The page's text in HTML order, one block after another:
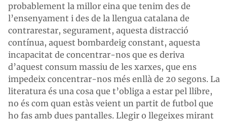
probablement la millor eina que tenim des de
l’ensenyament i des de la llengua catalana de
contrarestar, segurament, aquesta distracció
contínua, aquest bombardeig constant, aquesta
incapacitat de concentrar-nos que es deriva
d’aquest consum massiu de les xarxes, que ens
impedeix concentrar-nos més enllà de 20 segons. La
literatura és una cosa que t’obliga a estar pel llibre,
no és com quan estàs veient un partit de futbol que
ho fas amb dues pantalles. Llegir o llegeixes mirant